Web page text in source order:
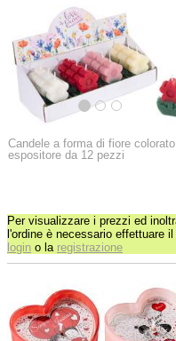
Candele a forma di fiore
espositore da 12 pezzi
Per visualizzare i prezzi ed
l'ordine è necessario effettuare il
login o la registrazione